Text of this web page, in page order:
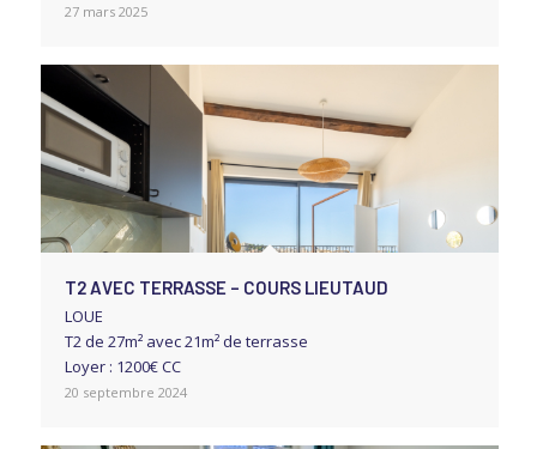
27 mars 2025
T2 AVEC TERRASSE – COURS LIEUTAUD
LOUE
T2 de 27m² avec 21m² de terrasse
Loyer : 1200€ CC
20 septembre 2024